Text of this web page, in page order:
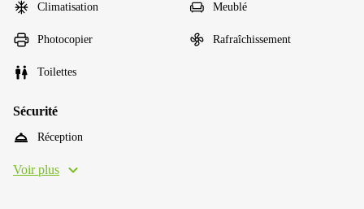
Climatisation Meublé
Photocopier Rafraîchissement
Toilettes
Sécurité
Réception
Voir plus